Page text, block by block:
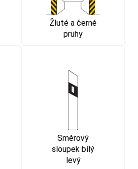
Žluté a černé
pruhy
Směrový
sloupek bílý
levý